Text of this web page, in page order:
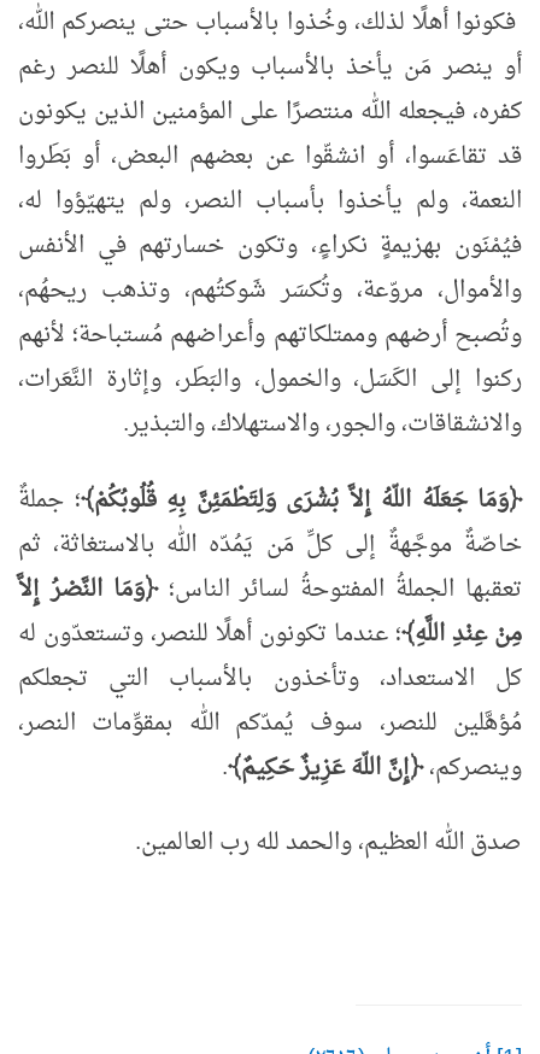
فكونوا أهلًا لذلك، وخُذوا بالأسباب حتى ينصركم الله،
أو ينصر مَن يأخذ بالأسباب ويكون أهلًا للنصر رغم
كفره، فيجعله الله منتصرًا على المؤمنين الذين يكونون
قد تقاعَسوا، أو انشقّوا عن بعضهم البعض، أو بَطَروا
النعمة، ولم يأخذوا بأسباب النصر، ولم يتهيّؤوا له،
فيُمْنَون بهزيمةٍ نكراءٍ، وتكون خسارتهم في الأنفس
والأموال، مروّعة، وتُكسَر شَوكتُهم، وتذهب ريحهُم،
وتُصبح أرضهم وممتلكاتهم وأعراضهم مُستباحة؛ لأنهم
ركنوا إلى الكَسَل، والخمول، والبَطَر، وإثارة النَّعَرات،
والانشقاقات، والجور، والاستهلاك، والتبذير.
﴿وَمَا جَعَلَهُ اللّهُ إِلاَّ بُشْرَى وَلِتَطْمَئِنَّ بِهِ قُلُوبُكُمْ﴾؛ جملةٌ
خاصّةٌ موجَّهةٌ إلى كلِّ مَن يَمُدّه الله بالاستغاثة، ثم
تعقبها الجملةُ المفتوحةُ لسائر الناس؛﴿وَمَا النَّصْرُ إِلاَّ
مِنْ عِنْدِ اللَّهِ﴾؛ عندما تكونون أهلًا للنصر، وتستعدّون له
كل الاستعداد، وتأخذون بالأسباب التي تجعلكم
مُؤهَّلين للنصر، سوف يُمدّكم الله بمقوِّمات النصر،
وينصركم،﴿إِنَّ اللّهَ عَزِيزٌ حَكِيمٌ﴾.
صدق الله العظيم، والحمد لله رب العالمين.